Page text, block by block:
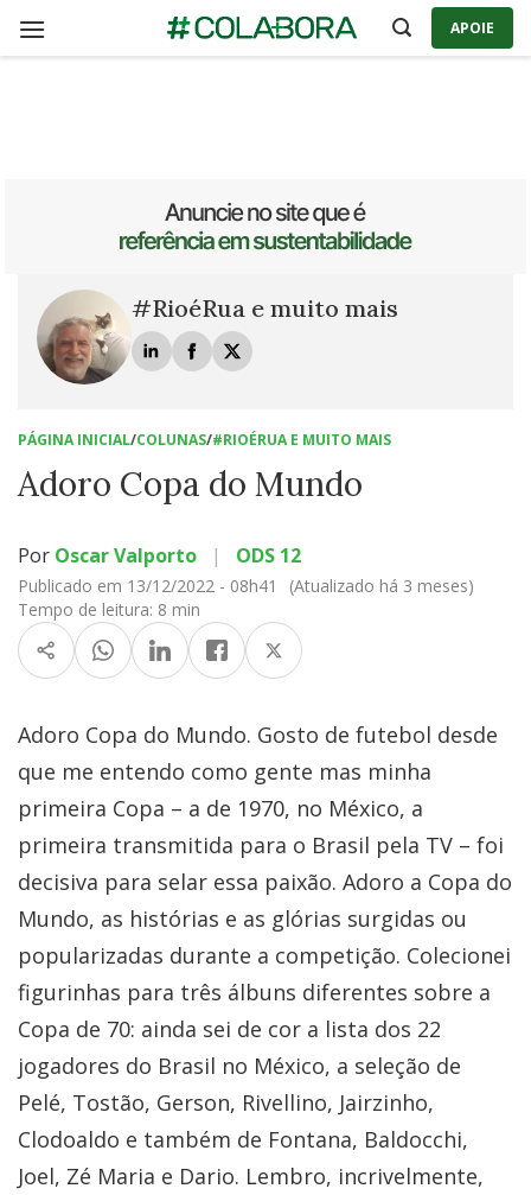
APOIE
#RioéRua e muito mais
PÁGINA INICIAL/COLUNAS/#RIOÉRUA E MUITO MAIS
Adoro Copa do Mundo
Por Oscar Valporto | ODS 12
Publicado em 13/12/2022 - 08h41
(Atualizado há 3 meses)
Tempo de leitura: 8 min
Adoro Copa do Mundo. Gosto de futebol desde
que me entendo como gente mas minha
primeira Copa – a de 1970, no México, a
primeira transmitida para o Brasil pela TV – foi
decisiva para selar essa paixão. Adoro a Copa do
Mundo, as histórias e as glórias surgidas ou
popularizadas durante a competição. Colecionei
figurinhas para três álbuns diferentes sobre a
Copa de 70: ainda sei de cor a lista dos 22
jogadores do Brasil no México, a seleção de
Pelé, Tostão, Gerson, Rivellino, Jairzinho,
Clodoaldo e também de Fontana, Baldocchi,
Joel, Zé Maria e Dario. Lembro, incrivelmente,